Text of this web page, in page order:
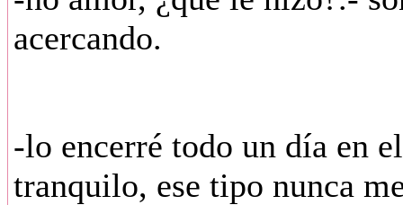
acercando.
-lo encerré todo un día en
tranquilo, ese tipo nunca